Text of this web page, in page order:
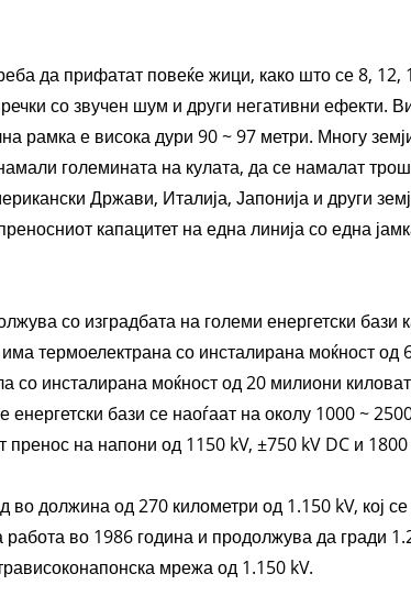
да прифатат повеќе жици, како што се 8, 12,
со звучен шум и други негативни ефекти.
рамка е висока дури 90 ~ 97 метри. Многу
големината на кулата, да се намалат
Држави, Италија, Јапонија и други
капацитет на една линија со една
со изградбата на големи енергетски бази
термоелектрана со инсталирана моќност од
со инсталирана моќност од 20 милиони
бази се наоѓаат на околу 1000 ~
пренос на напони од 1150 kV, ±750 kV DC и
должина од 270 километри од 1.150 kV, кој се
во 1986 година и продолжува да гради
мрежа од 1.150 kV.